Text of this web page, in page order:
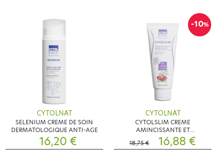
CYTOLNAT
SELENIUM CREME DE SOIN
DERMATOLOGIQUE ANTI-AGE
16,20 €
-10%
CYTOLNAT
CYTOLSLIM CREME
AMINCISSANTE ET
RAFFERMISSANTE 200ML
18,75 € 16,88 €